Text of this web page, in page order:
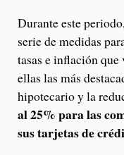
Durante este
serie de medidas
tasas e inflación
ellas las más
hipotecario y la
al 25% para las
sus tarjetas de